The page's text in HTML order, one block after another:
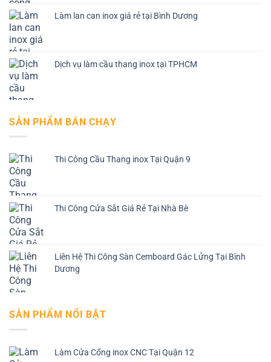
Làm lan can inox giá rẻ tại Bình Dương
Dịch vụ làm cầu thang inox tại TPHCM
SẢN PHẨM BÁN CHẠY
Thi Công Cầu Thang inox Tại Quận 9
Thi Công Cửa Sắt Giá Rẻ Tại Nhà Bè
Liên Hệ Thi Công Sàn Cemboard Gác Lửng Tại Bình
Dương
SẢN PHẨM NỔI BẬT
Làm Cửa Cổng inox CNC Tại Quận 12